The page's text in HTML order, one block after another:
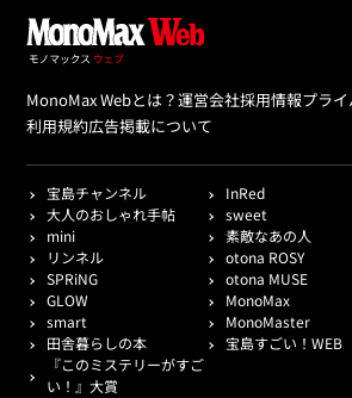
MonoMax Webとは？運営会社採用情報プラ
利用規約広告掲載について
宝島チャンネル
InRed
大人のおしゃれ手帖
sweet
mini
素敵なあの人
リンネル
otona ROSY
SPRiNG
otona MUSE
GLOW
MonoMax
smart
MonoMaster
田舎暮らしの本
宝島すごい！WEB
『このミステリーがすご
い！』大賞